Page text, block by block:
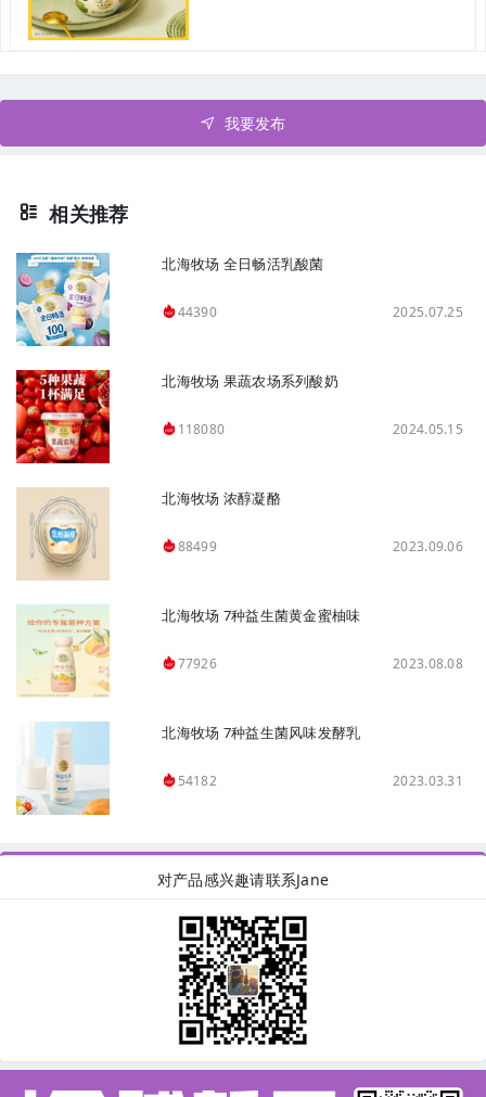
我要发布
相关推荐
北海牧场 全日畅活乳酸菌
44390 2025.07.25
北海牧场 果蔬农场系列酸奶
118080 2024.05.15
北海牧场 浓醇凝酪
88499 2023.09.06
北海牧场 7种益生菌黄金蜜柚味
77926 2023.08.08
北海牧场 7种益生菌风味发酵乳
54182 2023.03.31
对产品感兴趣请联系Jane